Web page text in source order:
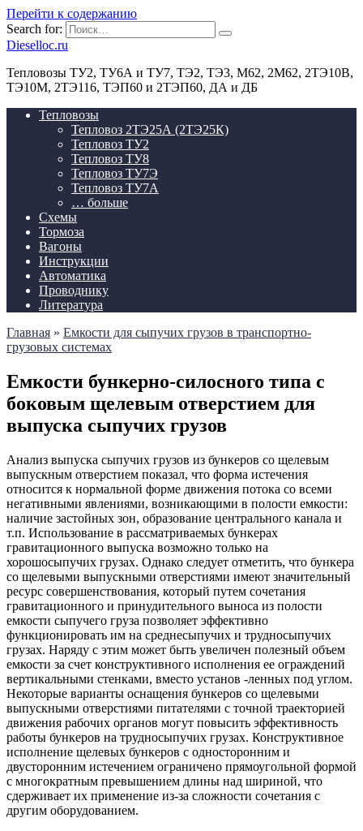
Перейти к содержанию
Search for:
Dieselloc.ru
Тепловозы ТУ2, ТУ6А и ТУ7, ТЭ2, ТЭ3, М62, 2М62, 2ТЭ10В,
ТЭ10М, 2ТЭ116, ТЭП60 и 2ТЭП60, ДА и ДБ
Тепловозы
Тепловоз 2ТЭ25А (2ТЭ25К)
Тепловоз ТУ2
Тепловоз ТУ8
Тепловоз ТУ7Э
Тепловоз ТУ7А
… больше
Схемы
Тормоза
Вагоны
Инструкции
Автоматика
Проводнику
Литература
Главная » Емкости для сыпучих грузов в транспортно-
грузовых системах
Емкости бункерно-силосного типа с
боковым щелевым отверстием для
выпуска сыпучих грузов
Анализ выпуска сыпучих грузов из бункеров со щелевым
выпускным отверстием показал, что форма истечения
относится к нормальной форме движения потока со всеми
негативными явлениями, возникающими в полости емкости:
наличие застойных зон, образование центрального канала и
т.п. Использование в рассматриваемых бункерах
гравитационного выпуска возможно только на
хорошосыпучих грузах. Однако следует отметить, что бункера
со щелевыми выпускными отверстиями имеют значительный
ресурс совершенствования, который путем сочетания
гравитационного и принудительного выноса из полости
емкости сыпучего груза позволяет эффективно
функционировать им на среднесыпучих и трудносыпучих
грузах. Наряду с этим может быть увеличен полезный объем
емкости за счет конструктивного исполнения ее ограждений
вертикальными стенками, вместо установ -ленных под углом.
Некоторые варианты оснащения бункеров со щелевыми
выпускными отверстиями питателями с точной траекторией
движения рабочих органов могут повысить эффективность
работы бункеров на трудносыпучих грузах. Конструктивное
исполнение щелевых бункеров с односторонним и
двусторонним истечением ограничено прямоугольной формой
с многократным превышением длины над шириной, что
сдерживает их применение из-за сложности сочетания с
другим оборудованием.